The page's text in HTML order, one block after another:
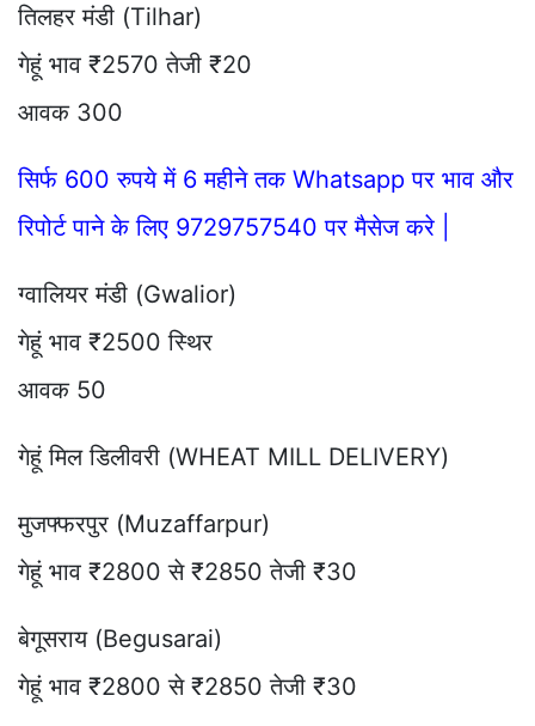
तिलहर मंडी (Tilhar)
गेहूं भाव ₹2570 तेजी ₹20
आवक 300
सिर्फ 600 रुपये में 6 महीने तक Whatsapp पर भाव और
रिपोर्ट पाने के लिए 9729757540 पर मैसेज करे |
ग्वालियर मंडी (Gwalior)
गेहूं भाव ₹2500 स्थिर
आवक 50
गेहूं मिल डिलीवरी (WHEAT MILL DELIVERY)
मुजफ्फरपुर (Muzaffarpur)
गेहूं भाव ₹2800 से ₹2850 तेजी ₹30
बेगूसराय (Begusarai)
गेहूं भाव ₹2800 से ₹2850 तेजी ₹30